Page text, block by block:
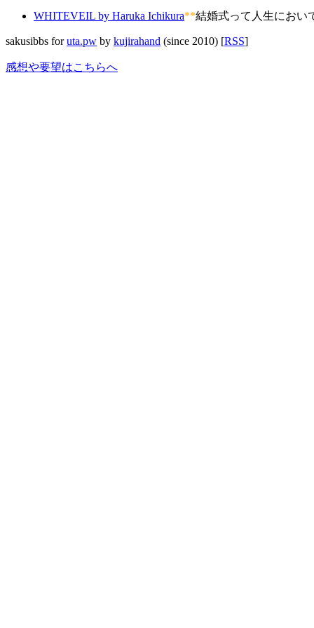
WHITEVEIL by Haruka Ichikura**結婚式って人生におい
sakusibbs foruta.pw by kujirahand (since 2010) [RSS]
感想や要望はこちらへ